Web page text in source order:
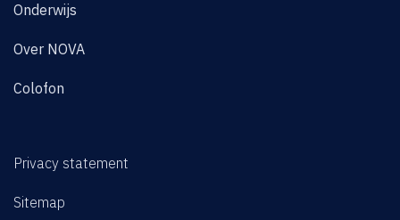
Onderwijs
Over NOVA
Colofon
Privacy statement
Sitemap